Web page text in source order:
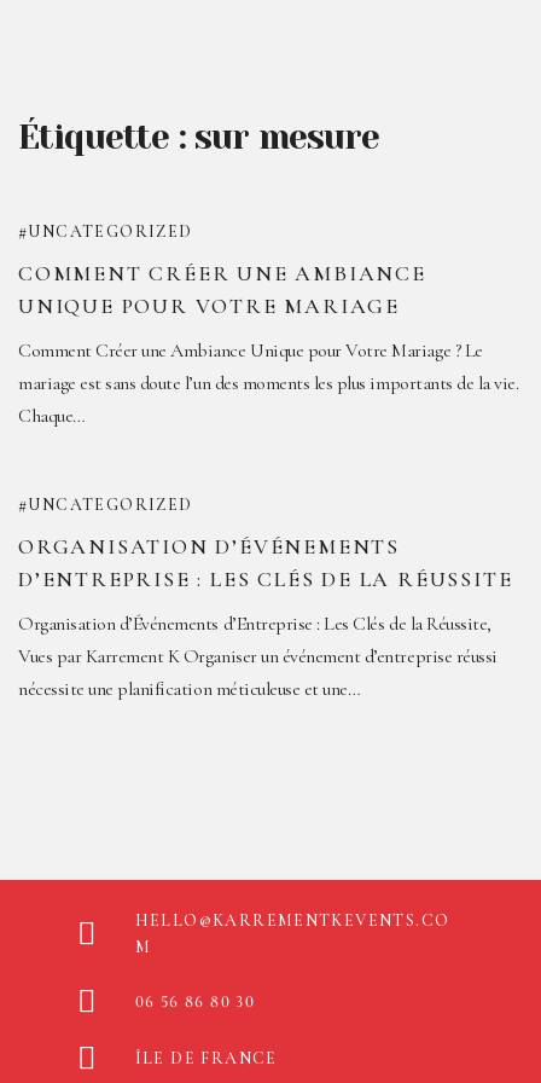
Étiquette : sur mesure
UNCATEGORIZED
COMMENT CRÉER UNE AMBIANCE
UNIQUE POUR VOTRE MARIAGE
Comment Créer une Ambiance Unique pour Votre Mariage ? Le
mariage est sans doute l’un des moments les plus importants de la vie.
Chaque…
UNCATEGORIZED
ORGANISATION D’ÉVÉNEMENTS
D’ENTREPRISE : LES CLÉS DE LA RÉUSSITE
Organisation d’Événements d’Entreprise : Les Clés de la Réussite,
Vues par Karrement K Organiser un événement d’entreprise réussi
nécessite une planification méticuleuse et une…
HELLO@KARREMENTKEVENTS.CO
M
06 56 86 80 30
ÎLE DE FRANCE